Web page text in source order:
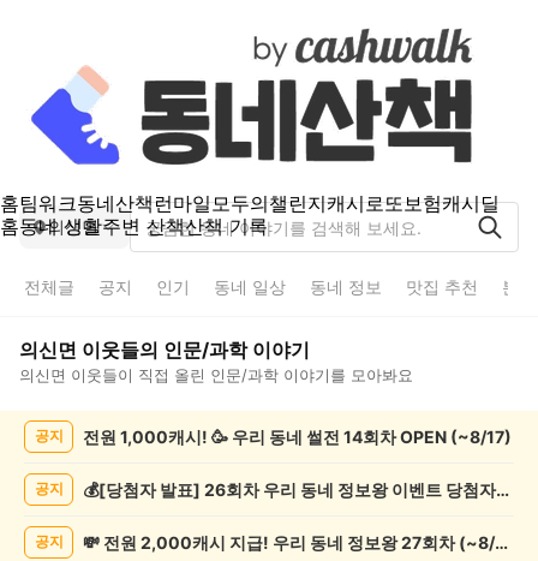
홈팀워크동네산책런마일모두의챌린지캐시로또보험캐시딜
홈동네 생활주변 산책산책 기록
의신면
전체글 공지 인기 동네 일상 동네 정보 맛집 추천 분
의신면 이웃들의 인문/과학이야기
의신면 이웃들이 직접 올린 인문/과학 이야기를 모아봐요
공지 전원 1,000캐시! 🥳 우리 동네 썰전 14회차 OPEN (~8/17)
공지 💰[당첨자 발표] 26회차 우리 동네 정보왕 이벤트 당첨자를 발표합니다!
공지 💸 전원 2,000캐시 지급! 우리 동네 정보왕 27회차 (~8/10)